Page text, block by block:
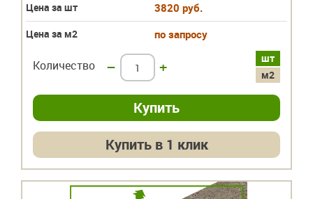
Цена за шт
3820 руб.
Цена за м2 по запросу
шт
м2
Количество – +
Купить в 1 клик